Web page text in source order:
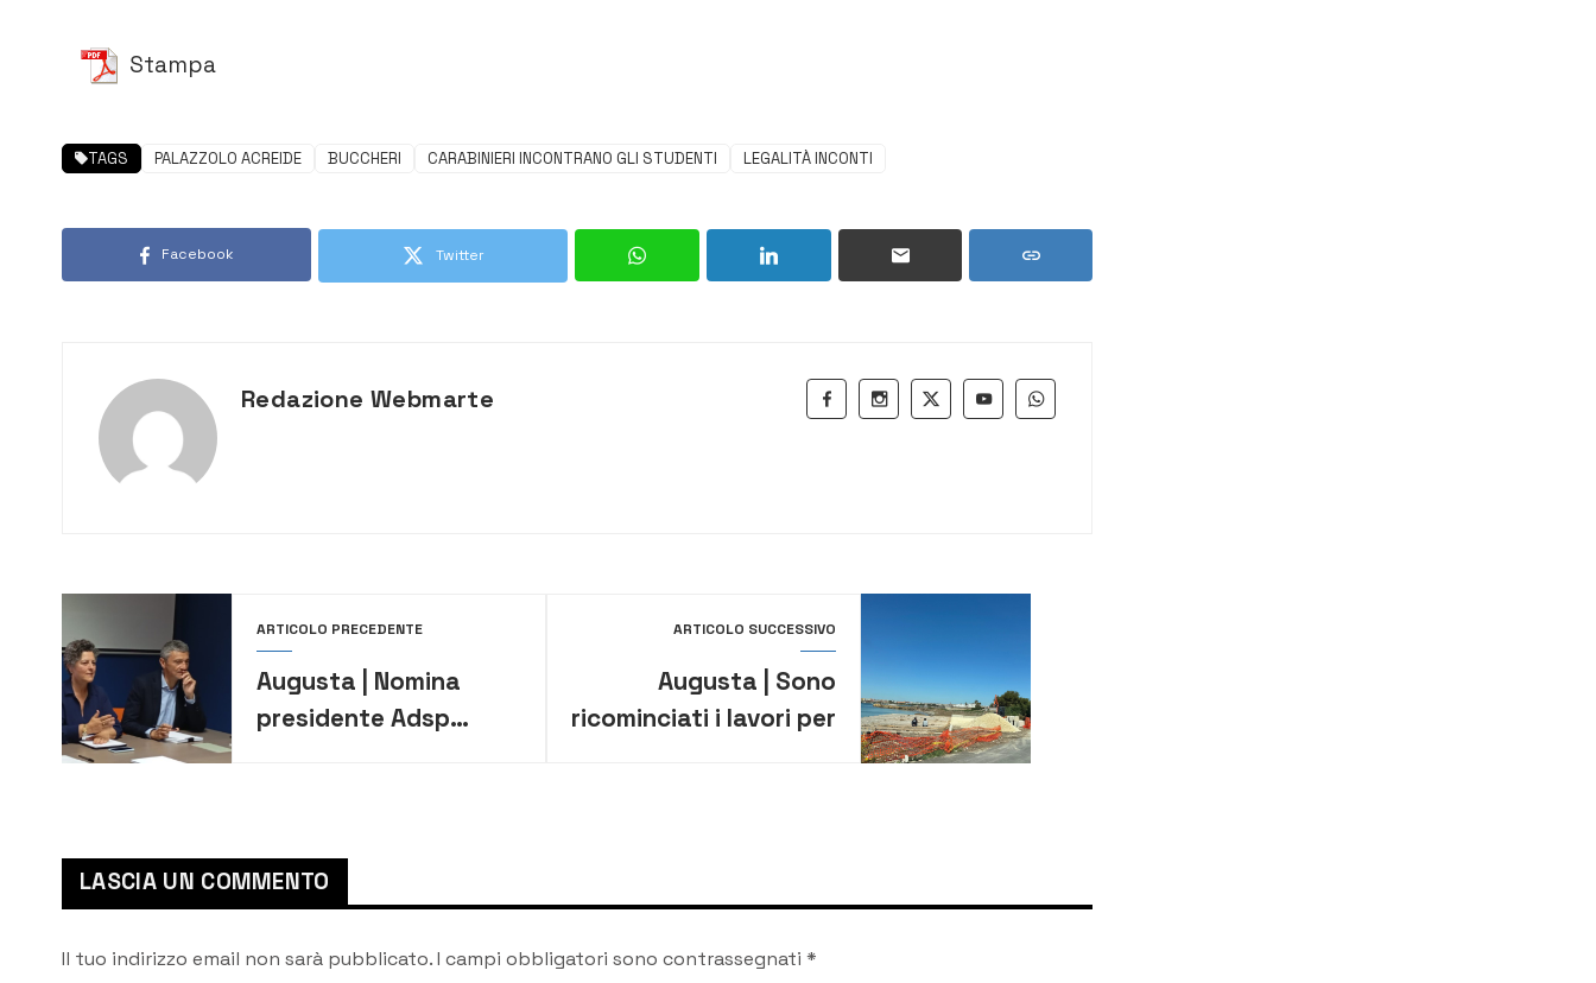
Stampa
TAGS PALAZZOLO ACREIDE BUCCHERI CARABINIERI INCONTRANO GLI STUDENTI LEGALITÀ INCONTI
Facebook Twitter
Redazione Webmarte
ARTICOLO PRECEDENTE
Augusta | Nomina
presidente Adsp
competenza tecnica”
ARTICOLO SUCCESSIVO
Augusta | Sono
ricominciati i lavori per
LASCIA UN COMMENTO
Il tuo indirizzo email non sarà pubblicato.I campi obbligatori sono contrassegnati *